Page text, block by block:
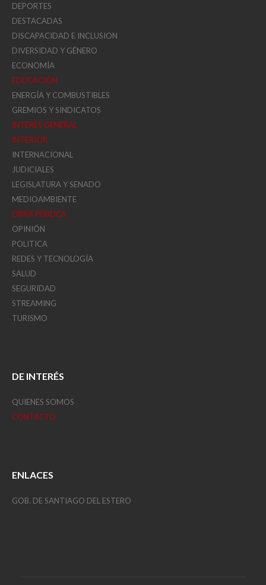
DEPORTES
DESTACADAS
DISCAPACIDAD E INCLUSION
DIVERSIDAD Y GÉNERO
ECONOMÍA
EDUCACIÓN
ENERGÍA Y COMBUSTIBLES
GREMIOS Y SINDICATOS
INTERÉS GENERAL
INTERIOR
INTERNACIONAL
JUDICIALES
LEGISLATURA Y SENADO
MEDIOAMBIENTE
OBRA PÚBLICA
OPINIÓN
POLITICA
REDES Y TECNOLOGÍA
SALUD
SEGURIDAD
STREAMING
TURISMO
DE INTERÉS
QUIENES SOMOS
CONTACTO
ENLACES
GOB. DE SANTIAGO DEL ESTERO